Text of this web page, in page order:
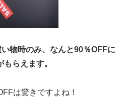
物時のみ、なんと90％OFFに
らえます。
は驚きですよね！